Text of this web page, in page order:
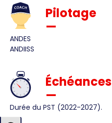
Pilotage
—
ANDES
ANDIISS
Échéances
—
Durée du PST (2022-2027).